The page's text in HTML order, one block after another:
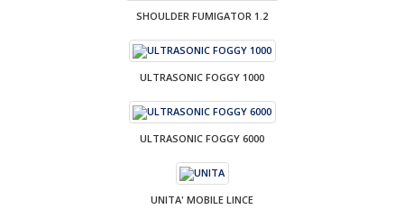
SHOULDER FUMIGATOR 1.2
ULTRASONIC FOGGY 1000
ULTRASONIC FOGGY 6000
UNITA' MOBILE LINCE